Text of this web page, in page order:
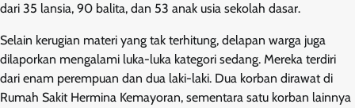
dari 35 lansia, 90 balita, dan 53 anak usia sekolah dasar.
Selain kerugian materi yang tak terhitung, delapan warga juga
dilaporkan mengalami luka-luka kategori sedang. Mereka terdiri
dari enam perempuan dan dua laki-laki. Dua korban dirawat di
Rumah Sakit Hermina Kemayoran, sementara satu korban lainnya